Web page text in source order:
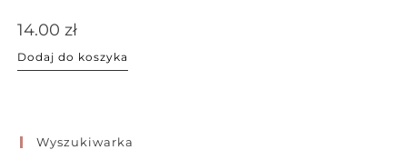
14.00 zł
Dodaj do koszyka
Wyszukiwarka